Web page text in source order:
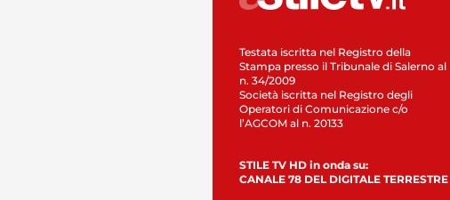
Testata iscritta nel Registro della
Stampa presso il Tribunale di Salerno al
n. 34/2009
Società iscritta nel Registro degli
Operatori di Comunicazione c/o
l’AGCOM al n. 20133
STILE TV HD in onda su:
CANALE 78 DEL DIGITALE TERRESTRE